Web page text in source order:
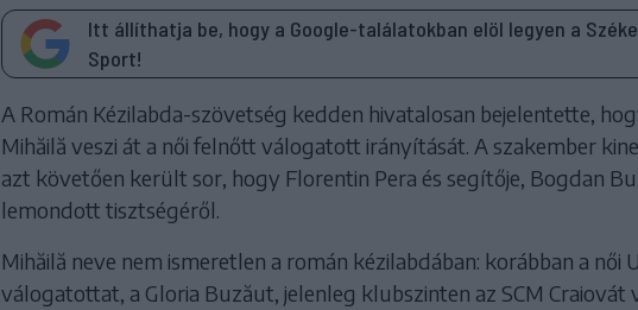
Itt állíthatja be, hogy a Google-találatokban elöl legyen a
Sport!
A Román Kézilabda-szövetség kedden hivatalosan bejelentette,
Mihăilă veszi át a női felnőtt válogatott irányítását. A szakember
azt követően került sor, hogy Florentin Pera és segítője, Bogdan
lemondott tisztségéről.
Mihăilă neve nem ismeretlen a román kézilabdában: korábban a női
válogatottat, a Gloria Buzăut, jelenleg klubszinten az SCM Craiovát